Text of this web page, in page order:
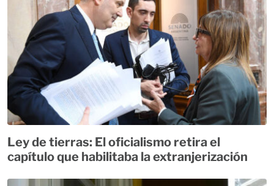
Ley de tierras: El oficialismo retira el
capítulo que habilitaba la extranjerización